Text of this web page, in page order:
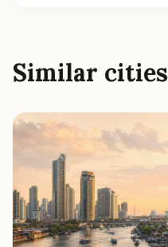
Similar cities